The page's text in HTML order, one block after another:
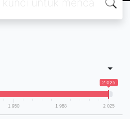
2 025
1 950 1 988 2 025